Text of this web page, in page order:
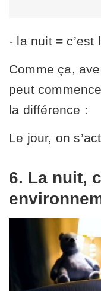
- la nuit =
Comme ça,
peut
la différence :
Le jour, on
6. La nuit,